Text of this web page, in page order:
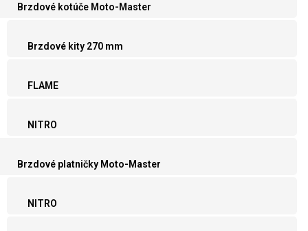
Brzdové kotúče Moto-Master
Brzdové kity 270 mm
FLAME
NITRO
Brzdové platničky Moto-Master
NITRO